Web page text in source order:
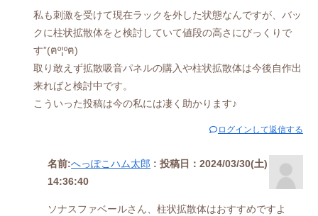
私も刺激を受けて現在ラックを外した状態なんですが、バッ
クに柱状拡散体をと検討していて値段の高さにびっくりで
す”(ฅº¦ºฅ)
取り敢えず拡散吸音パネルの購入や柱状拡散体は今後自作出
来ればと検討中です。
こういった投稿は今の私には凄く助かります♪
ログインして返信する
名前:へっぽこハム太郎 : 投稿日：2024/03/30(土)
14:36:40
ソナスファベールさん、柱状拡散体はおすすめですよ